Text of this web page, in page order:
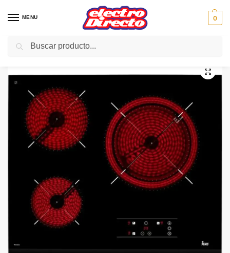
MENU 0
Inicio Gama blanca Encimeras